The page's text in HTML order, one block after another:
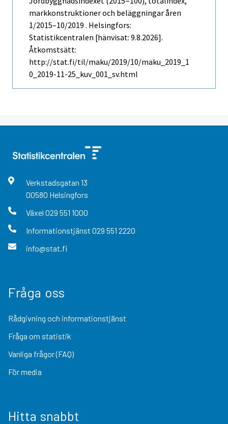
markkonstruktioner och beläggningar åren
1/2015–10/2019 . Helsingfors:
Statistikcentralen [hänvisat: 9.8.2026].
Åtkomstsätt:
http://stat.fi/til/maku/2019/10/maku_2019_1
0_2019-11-25_kuv_001_sv.html
Verkstadsgatan 13
00580 Helsingfors
Växel 029 551 1000
Informationstjänst 029 551 2220
info@stat.fi
Fråga oss
Rådgivning och informationstjänst
Fråga om statistik
Vanliga frågor (FAQ)
För media
Hitta snabbt